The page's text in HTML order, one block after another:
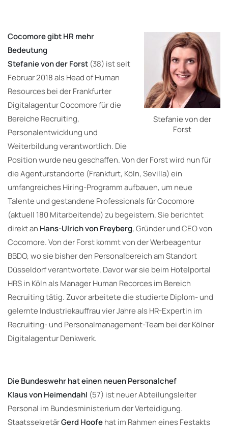
Stefanie von der
Forst
Cocomore gibt HR mehr
Bedeutung
Stefanie von der Forst (38) ist seit
Februar 2018 als Head of Human
Resources bei der Frankfurter
Digitalagentur Cocomore für die
Bereiche Recruiting,
Personalentwicklung und
Weiterbildung verantwortlich. Die
Position wurde neu geschaffen. Von der Forst wird nun für
die Agenturstandorte (Frankfurt, Köln, Sevilla) ein
umfangreiches Hiring-Programm aufbauen, um neue
Talente und gestandene Professionals für Cocomore
(aktuell 180 Mitarbeitende) zu begeistern. Sie berichtet
direkt an Hans-Ulrich von Freyberg, Gründer und CEO von
Cocomore. Von der Forst kommt von der Werbeagentur
BBDO, wo sie bisher den Personalbereich am Standort
Düsseldorf verantwortete. Davor war sie beim Hotelportal
HRS in Köln als Manager Human Recorces im Bereich
Recruiting tätig. Zuvor arbeitete die studierte Diplom- und
gelernte Industriekauffrau vier Jahre als HR-Expertin im
Recruiting- und Personalmanagement-Team bei der Kölner
Digitalagentur Denkwerk.
Die Bundeswehr hat einen neuen Personalchef
Klaus von Heimendahl (57) ist neuer Abteilungsleiter
Personal im Bundesministerium der Verteidigung.
StaatssekretärGerd Hoofehat im Rahmen eines Festakts